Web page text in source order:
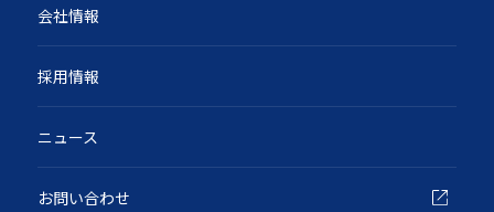
会社情報
採用情報
ニュース
お問い合わせ